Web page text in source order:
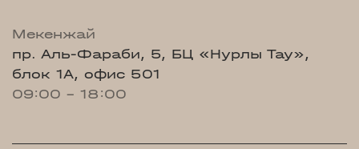
Мекенжай
пр. Аль-Фараби, 5, БЦ «Нурлы Тау»,
блок 1А, офис 501
09:00 - 18:00